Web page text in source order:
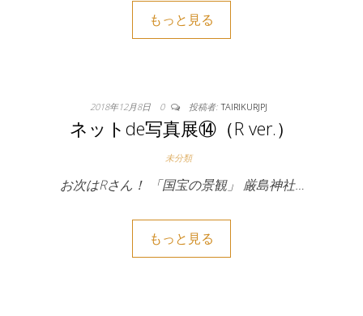
もっと見る
2018年12月8日 0 投稿者: TAIRIKURJPJ
ネットde写真展⑭（R ver.）
未分類
お次はRさん！ 「国宝の景観」 厳島神社…
もっと見る